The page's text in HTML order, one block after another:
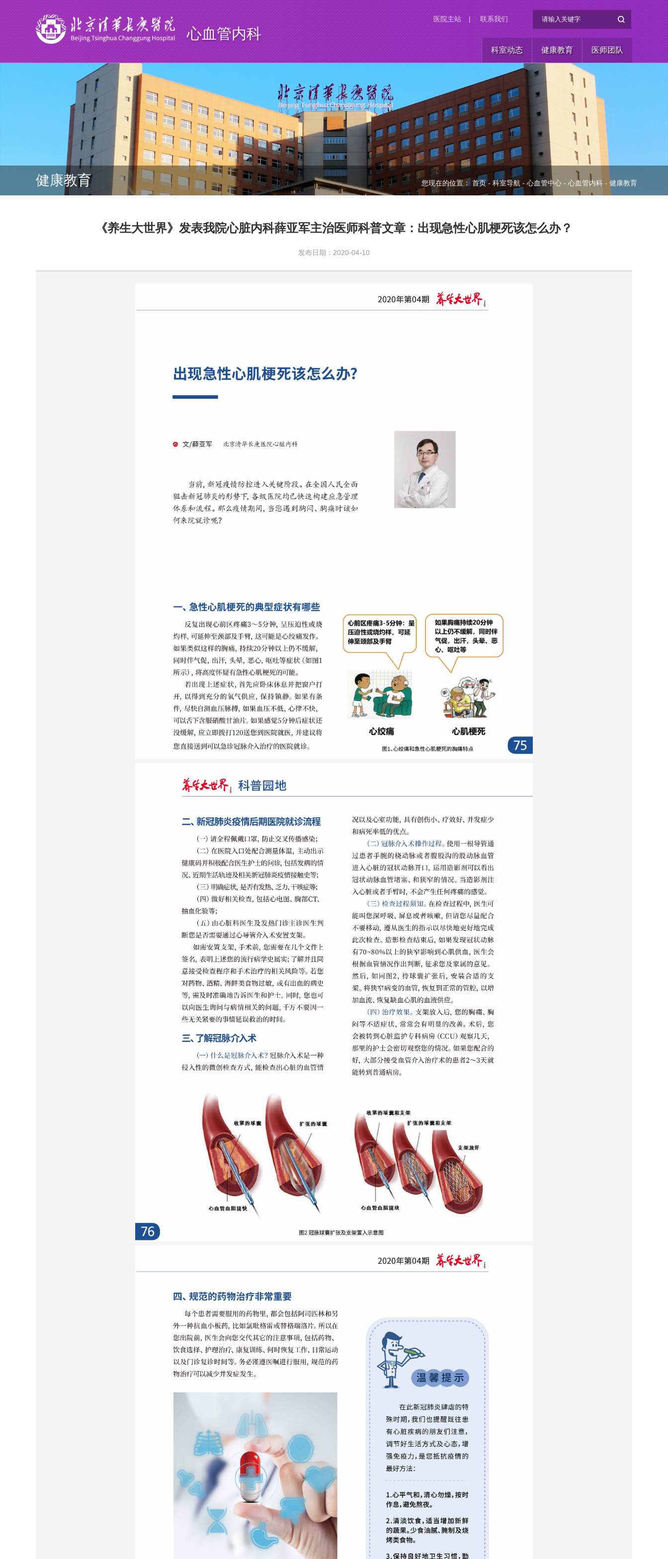
心血管内科
医院主站 | 联系我们
科室动态 健康教育 医师团队
健康教育 您现在的位置：首页- 科室导航 - 心血管中心 - 心血管内科 - 健康教育
《养生大世界》发表我院心脏内科薛亚军主治医师科普文章：出现急性心肌梗死该怎么办？
发布日期：2020-04-10